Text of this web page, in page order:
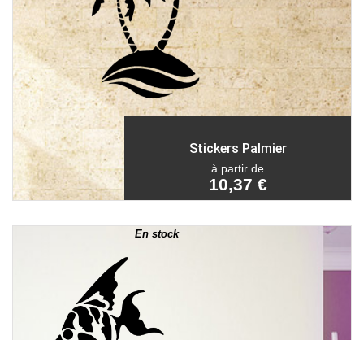
Stickers Palmier
à partir de
10,37 €
En stock